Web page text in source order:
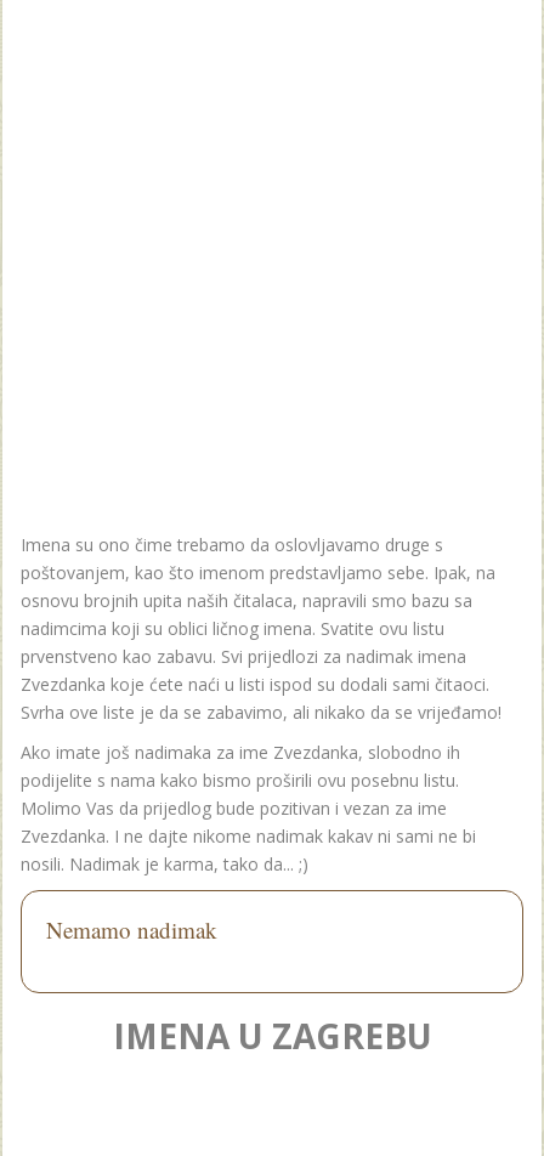
Imena su ono čime trebamo da oslovljavamo druge s
poštovanjem, kao što imenom predstavljamo sebe. Ipak, na
osnovu brojnih upita naših čitalaca, napravili smo bazu sa
nadimcima koji su oblici ličnog imena. Svatite ovu listu
prvenstveno kao zabavu. Svi prijedlozi za nadimak imena
Zvezdanka koje ćete naći u listi ispod su dodali sami čitaoci.
Svrha ove liste je da se zabavimo, ali nikako da se vrijeđamo!
Ako imate još nadimaka za ime Zvezdanka, slobodno ih
podijelite s nama kako bismo proširili ovu posebnu listu.
Molimo Vas da prijedlog bude pozitivan i vezan za ime
Zvezdanka. I ne dajte nikome nadimak kakav ni sami ne bi
nosili. Nadimak je karma, tako da... ;)
Nemamo nadimak
IMENA U ZAGREBU